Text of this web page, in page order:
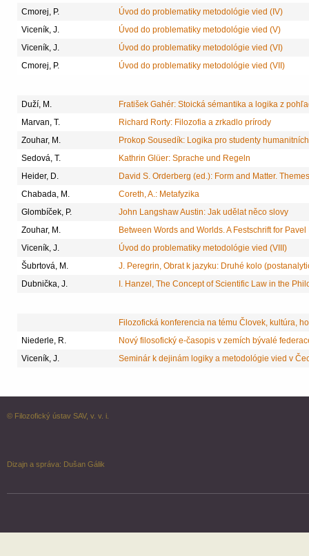
Cmorej, P.
Úvod do problematiky metodológie vied (IV)
Viceník, J.
Úvod do problematiky metodológie vied (V)
Viceník, J.
Úvod do problematiky metodológie vied (VI)
Cmorej, P.
Úvod do problematiky metodológie vied (VII)
Duží, M.
Fratišek Gahér: Stoická sémantika a logika z
Marvan, T.
Richard Rorty: Filozofia a zrkadlo prírody
Zouhar, M.
Prokop Sousedík: Logika pro studenty
Sedová, T.
Kathrin Glüer: Sprache und Regeln
Heider, D.
David S. Orderberg (ed.): Form and Matter.
Chabada, M.
Coreth, A.: Metafyzika
Glombíček, P.
John Langshaw Austin: Jak udělat něco slovy
Zouhar, M.
Between Words and Worlds. A Festschrift for Pavel
Viceník, J.
Úvod do problematiky metodológie vied (VIII)
Šubrtová, M.
J. Peregrin, Obrat k jazyku: Druhé kolo
Dubnička, J.
I. Hanzel, The Concept of Scientific Law in the
Filozofická konferencia na tému Človek, kultúra,
Niederle, R.
Nový filosofický e-časopis v zemích bývalé
Viceník, J.
Seminár k dejinám logiky a metodológie vied v
© Filozofický ústav SAV, v. v. i.
Dizajn a správa: Dušan Gálik